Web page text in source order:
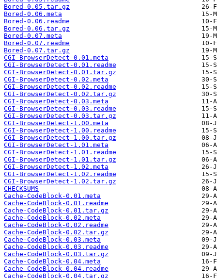
Bored-0.05.tar.gz
Bored-0.06.meta
Bored-0.06.readme
Bored-0.06.tar.gz
Bored-0.07.meta
Bored-0.07.readme
Bored-0.07.tar.gz
CGI-BrowserDetect-0.01.meta
CGI-BrowserDetect-0.01.readme
CGI-BrowserDetect-0.01.tar.gz
CGI-BrowserDetect-0.02.meta
CGI-BrowserDetect-0.02.readme
CGI-BrowserDetect-0.02.tar.gz
CGI-BrowserDetect-0.03.meta
CGI-BrowserDetect-0.03.readme
CGI-BrowserDetect-0.03.tar.gz
CGI-BrowserDetect-1.00.meta
CGI-BrowserDetect-1.00.readme
CGI-BrowserDetect-1.00.tar.gz
CGI-BrowserDetect-1.01.meta
CGI-BrowserDetect-1.01.readme
CGI-BrowserDetect-1.01.tar.gz
CGI-BrowserDetect-1.02.meta
CGI-BrowserDetect-1.02.readme
CGI-BrowserDetect-1.02.tar.gz
CHECKSUMS
Cache-CodeBlock-0.01.meta
Cache-CodeBlock-0.01.readme
Cache-CodeBlock-0.01.tar.gz
Cache-CodeBlock-0.02.meta
Cache-CodeBlock-0.02.readme
Cache-CodeBlock-0.02.tar.gz
Cache-CodeBlock-0.03.meta
Cache-CodeBlock-0.03.readme
Cache-CodeBlock-0.03.tar.gz
Cache-CodeBlock-0.04.meta
Cache-CodeBlock-0.04.readme
Cache-CodeBlock-0.04.tar.gz